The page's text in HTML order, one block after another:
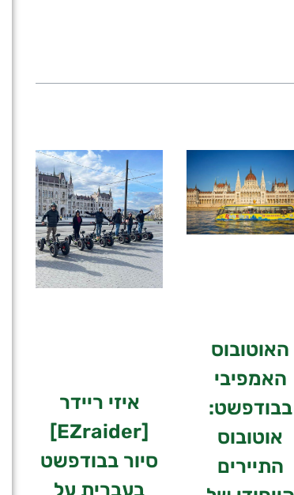
האוטובוס
האמפיבי
בבודפשט:
אוטובוס
התיירים
איזי ריידר
[EZraider]
סיור בבודפשט
בעברית על